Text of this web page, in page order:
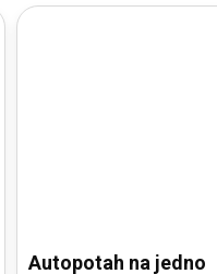
Autopotah na jedno